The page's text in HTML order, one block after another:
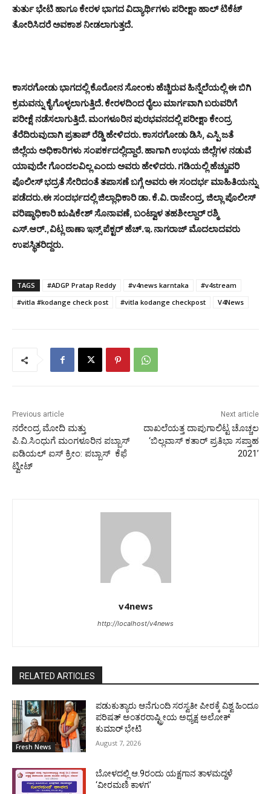
ತುರ್ತು ಭೇಟಿ ಹಾಗೂ ಕೇರಳ ಭಾಗದ ವಿದ್ಯಾರ್ಥಿಗಳು ಪರೀಕ್ಷಾ ಹಾಲ್ ಟಿಕೆಟ್
ತೋರಿಸಿದರೆ ಅವಕಾಶ ನೀಡಲಾಗುತ್ತದೆ.
ಕಾಸರಗೋಡು ಭಾಗದಲ್ಲಿ ಕೊರೋನ ಸೋಂಕು ಹೆಚ್ಚಿರುವ ಹಿನ್ನೆಲೆಯಲ್ಲಿ ಈ ಬಿಗಿ
ಕ್ರಮವನ್ನು ಕೈಗೊಳ್ಳಲಾಗುತ್ತಿದೆ. ಕೇರಳದಿಂದ ರೈಲು ಮಾರ್ಗವಾಗಿ ಬರುವರಿಗೆ
ಪರೀಕ್ಷೆ ನಡೆಸಲಾಗುತ್ತಿದೆ. ಮಂಗಳೂರಿನ ಪುರಭವನದಲ್ಲಿ ಪರೀಕ್ಷಾ ಕೇಂದ್ರ
ತೆರೆದಿರುವುದಾಗಿ ಪ್ರತಾಪ್ ರೆಡ್ಡಿ ಹೇಳಿದರು. ಕಾಸರಗೋಡು ಡಿಸಿ, ಎಸ್ಪಿ ಜತೆ
ಜಿಲ್ಲೆಯ ಅಧಿಕಾರಿಗಳು ಸಂಪರ್ಕದಲ್ಲಿದ್ದಾರೆ. ಹಾಗಾಗಿ ಉಭಯ ಜಿಲ್ಲೆಗಳ ನಡುವೆ
ಯಾವುದೇ ಗೊಂದಲವಿಲ್ಲ ಎಂದು ಅವರು ಹೇಳಿದರು. ಗಡಿಯಲ್ಲಿ ಹೆಚ್ಚುವರಿ
ಪೊಲೀಸ್ ಭದ್ರತೆ ಸೇರಿದಂತೆ ತಪಾಸಣೆ ಬಗ್ಗೆ ಅವರು ಈ ಸಂದರ್ಭ ಮಾಹಿತಿಯನ್ನು
ಪಡೆದರು.ಈ ಸಂದರ್ಭದಲ್ಲಿ ಜಿಲ್ಲಾಧಿಕಾರಿ ಡಾ. ಕೆ.ವಿ. ರಾಜೇಂದ್ರ, ಜಿಲ್ಲಾ ಪೊಲೀಸ್
ವರಿಷ್ಠಾಧಿಕಾರಿ ಋಷಿಕೇಶ್ ಸೊನಾವಣೆ, ಬಂಟ್ವಾಳ ತಹಶೀಲ್ದಾರ್ ರಶ್ಮಿ
ಎಸ್.ಆರ್.,ವಿಟ್ಲ ಠಾಣಾ ಇನ್ಸ್ ಪೆಕ್ಟರ್ ಹೆಚ್.ಇ. ನಾಗರಾಜ್ ಮೊದಲಾದವರು
ಉಪಸ್ಥಿತರಿದ್ದರು.
TAGS #ADGP Pratap Reddy #v4news karntaka
#v4stream
#vitla #kodange check post
#vitla kodange checkpost V4News
Previous article
ನರೇಂದ್ರ ಮೋದಿ ಮತ್ತು
ಪಿ.ವಿ.ಸಿಂಧುಗೆ ಮಂಗಳೂರಿನ ಪಬ್ಬಾಸ್
ಐಡಿಯಲ್ ಐಸ್ ಕ್ರೀಂ: ಪಬ್ಬಾಸ್ ಕೆಫೆ
ಟ್ವೀಟ್
Next article
ದಾಖಲೆಯತ್ತ ದಾಪುಗಾಲಿಟ್ಟ ಚೊಚ್ಚಲ
‘ಬಿಲ್ಲವಾಸ್ ಕತಾರ್ ಪ್ರತಿಭಾ ಸಪ್ತಾಹ
2021’
v4news
http://localhost/v4news
RELATED ARTICLES
Fresh News
ಪಡುಕುತ್ಯಾರು ಆನೆಗುಂದಿ ಸರಸ್ವತೀ ಪೀಠಕ್ಕೆ ವಿಶ್ವ ಹಿಂದೂ
ಪರಿಷತ್ ಅಂತರರಾಷ್ಟ್ರೀಯ ಅಧ್ಯಕ್ಷ ಅಲೋಕ್
ಕುಮಾರ್ ಭೇಟಿ
August 7, 2026
ಬೋಳದಲ್ಲಿ ಆ.9ರಂದು ಯಕ್ಷಗಾನ ತಾಳಮದ್ದಳೆ
‘ವೀರಮಣಿ ಕಾಳಗ’